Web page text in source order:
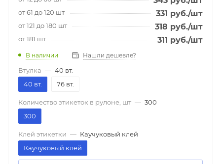
от 61 до 120 шт 331 руб./шт
от 121 до 180 шт 318 руб./шт
от 181 шт 311 руб./шт
В наличии Нашли дешевле?
Втулка — 40 вт.
40 вт.
76 вт.
Количество этикеток в рулоне, шт — 300
300
Клей этикетки — Каучуковый клей
Каучуковый клей